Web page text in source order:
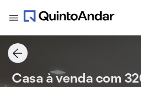
Casa à venda com